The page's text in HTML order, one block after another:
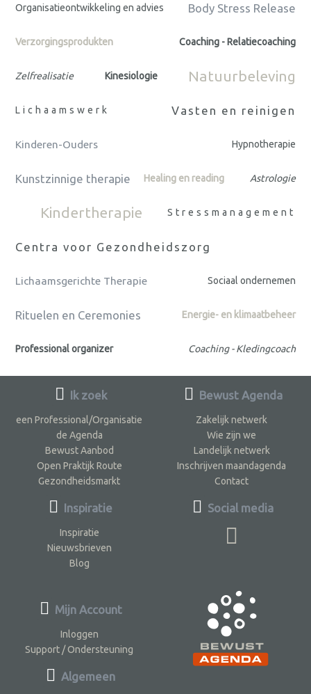
Organisatieontwikkeling en advies Body Stress Release
Verzorgingsprodukten Coaching - Relatiecoaching
Zelfrealisatie Kinesiologie Natuurbeleving
Lichaamswerk Vasten en reinigen
Kinderen-Ouders Hypnotherapie
Kunstzinnige therapie Healing en reading Astrologie
Kindertherapie Stressmanagement
Centra voor Gezondheidszorg
Lichaamsgerichte Therapie Sociaal ondernemen
Rituelen en Ceremonies Energie- en klimaatbeheer
Professional organizer Coaching - Kledingcoach
Ik zoek
een Professional/Organisatie
de Agenda
Bewust Aanbod
Open Praktijk Route
Gezondheidsmarkt
Inspiratie
Inspiratie
Nieuwsbrieven
Blog
Bewust Agenda
Zakelijk netwerk
Wie zijn we
Landelijk netwerk
Inschrijven maandagenda
Contact
Social media
Mijn Account
Inloggen
Support / Ondersteuning
Algemeen